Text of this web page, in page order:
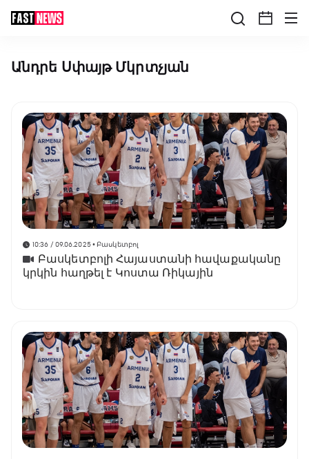
Անդրե Սփայթ Մկրտչյան
10:36 / 09.06.2025• Բասկետբոլ
Բասկետբոլի Հայաստանի հավաքականը
կրկին հաղթել է Կոստա Ռիկային